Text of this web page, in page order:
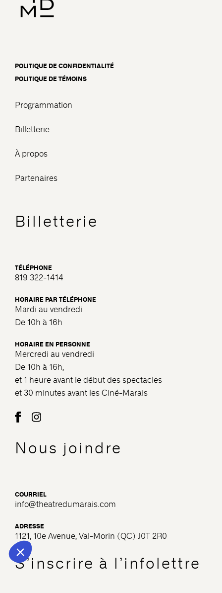
Programmation
Billetterie
À propos
Partenaires
Billetterie
TÉLÉPHONE
819 322-1414
HORAIRE PAR TÉLÉPHONE
Mardi au vendredi
De 10h à 16h
HORAIRE EN PERSONNE
Mercredi au vendredi
De 10h à 16h,
et 1 heure avant le début des spectacles
et 30 minutes avant les Ciné-Marais
Nous joindre
COURRIEL
info@theatredumarais.com
ADRESSE
1121, 10e Avenue, Val-Morin (QC) J0T 2R0
S’inscrire à l’infolettre
POLITIQUE DE CONFIDENTIALITÉ
POLITIQUE DE TÉMOINS